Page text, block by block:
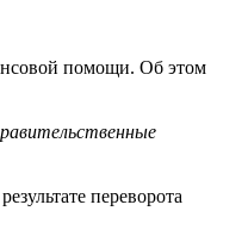
помощи. Об этом
переворота